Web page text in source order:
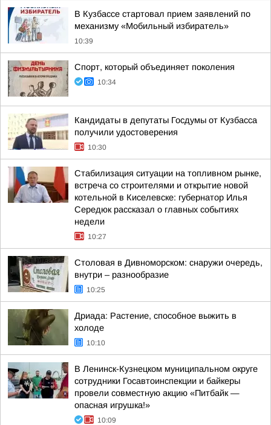
В Кузбассе стартовал прием заявлений по
механизму «Мобильный избиратель»
10:39
Спорт, который объединяет поколения
10:34
Кандидаты в депутаты Госдумы от Кузбасса
получили удостоверения
10:30
Стабилизация ситуации на топливном рынке,
встреча со строителями и открытие новой
котельной в Киселевске: губернатор Илья
Середюк рассказал о главных событиях
недели
10:27
Столовая в Дивноморском: снаружи очередь,
внутри – разнообразие
10:25
Дриада: Растение, способное выжить в
холоде
10:10
В Ленинск-Кузнецком муниципальном округе
сотрудники Госавтоинспекции и байкеры
провели совместную акцию «Питбайк —
опасная игрушка!»
10:09